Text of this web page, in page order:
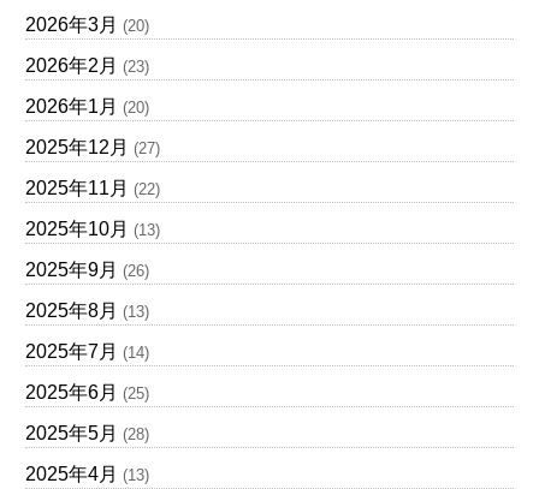
2026年3月 (20)
2026年2月 (23)
2026年1月 (20)
2025年12月 (27)
2025年11月 (22)
2025年10月 (13)
2025年9月 (26)
2025年8月 (13)
2025年7月 (14)
2025年6月 (25)
2025年5月 (28)
2025年4月 (13)